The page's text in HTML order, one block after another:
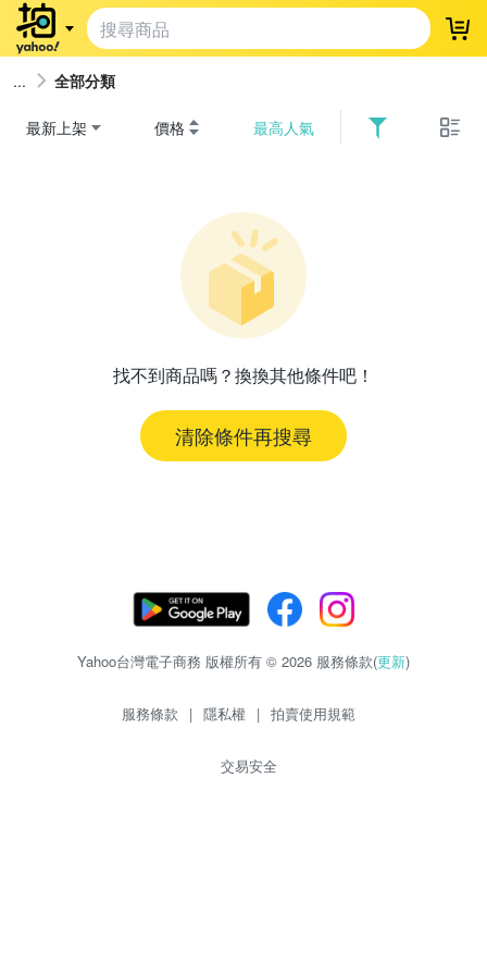
登
全部分類
最新上架 價格 最高人氣
找不到商品嗎？換換其他條件吧！
清除條件再搜尋
Yahoo台灣電子商務 版權所有 © 2026 服務條款(更新)
服務條款 | 隱私權 | 拍賣使用規範
交易安全